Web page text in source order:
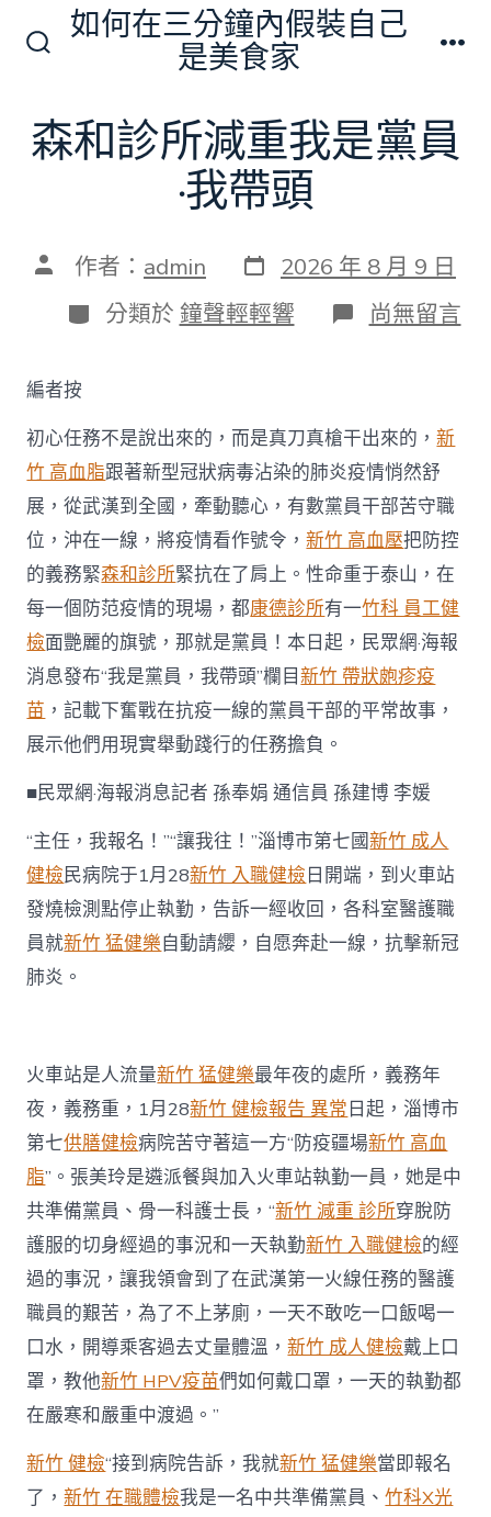
切
換
開
如何在三分鐘內假裝自己
是美食家
森和診所減重我是黨員
·我帶頭
文 作者： admin 發
表
日
期
2026 年 8 月 9 日
分
類
分類於 鐘聲輕輕響 在
〈森
減
重
我
是
黨
員
·
我
帶
頭〉
中
尚無留言
編者按
初心任務不是說出來的，而是真刀真槍干出來的，新
竹 高血脂跟著新型冠狀病毒沾染的肺炎疫情悄然舒
展，從武漢到全國，牽動聽心，有數黨員干部苦守職
位，沖在一線，將疫情看作號令，新竹 高血壓把防控
的義務緊森和診所緊抗在了肩上。性命重于泰山，在
每一個防范疫情的現場，都康德診所有一竹科 員工健
檢面艷麗的旗號，那就是黨員！本日起，民眾網·海報
消息發布“我是黨員，我帶頭”欄目新竹 帶狀皰疹疫
苗 ，記載下奮戰在抗疫一線的黨員干部的平常故事，
展示他們用現實舉動踐行的任務擔負。
■民眾網·海報消息記者 孫奉娟 通信員 孫建博 李媛
“主任，我報名！”“讓我往！”淄博市第七國新竹 成人
健檢民病院于1月28新竹 入職健檢日開端，到火車站
發燒檢測點停止執勤，告訴一經收回，各科室醫護職
員就新竹 猛健樂自動請纓，自愿奔赴一線，抗擊新冠
肺炎。
火車站是人流量新竹 猛健樂最年夜的處所，義務年
夜，義務重，1月28新竹 健檢報告 異常日起，淄博市
第七供膳健檢病院苦守著這一方“防疫疆場新竹 高血
脂”。張美玲是遴派餐與加入火車站執勤一員，她是中
共準備黨員、骨一科護士長，“新竹 減重 診所穿脫防
護服的切身經過的事況和一天執勤新竹 入職健檢的經
過的事況，讓我領會到了在武漢第一火線任務的醫護
職員的艱苦，為了不上茅廁，一天不敢吃一口飯喝一
口水，開導乘客過去丈量體溫，新竹 成人健檢戴上口
罩，教他新竹 HPV疫苗們如何戴口罩，一天的執勤都
在嚴寒和嚴重中渡過。”
新竹 健檢“接到病院告訴，我就新竹 猛健樂當即報名
了，新竹 在職體檢我是一名中共準備黨員、竹科X光